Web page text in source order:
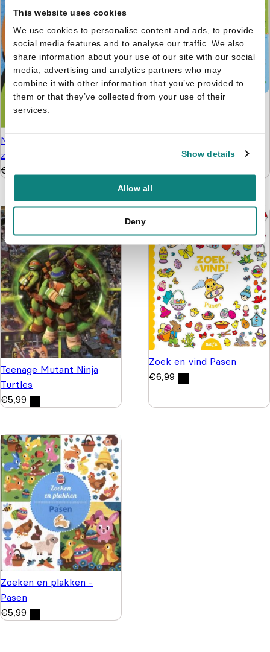
This website uses cookies
We use cookies to personalise content and ads, to provide
social media features and to analyse our traffic. We also
share information about your use of our site with our social
media, advertising and analytics partners who may
combine it with other information that you’ve provided to
them or that they’ve collected from your use of their
services.
Show details
Allow all
Deny
Nurdys - Mijn groot
zoekboek
€
Pasen - Mijn eerste
€5,99
Teenage Mutant Ninja
Turtles
€5,99
Zoek en vind Pasen
€6,99
Zoeken en plakken -
Pasen
€5,99